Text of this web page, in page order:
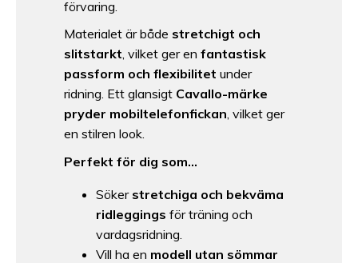
förvaring.
Materialet är både stretchigt och
slitstarkt, vilket ger en fantastisk
passform och flexibilitet under
ridning. Ett glansigt Cavallo-märke
pryder mobiltelefonfickan, vilket ger
en stilren look.
Perfekt för dig som…
Söker stretchiga och bekväma
ridleggings för träning och
vardagsridning.
Vill ha en modell utan sömmar